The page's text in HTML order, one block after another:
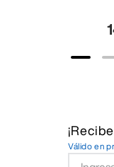
Válido en